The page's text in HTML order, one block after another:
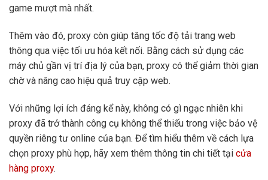
game mượt mà nhất.
Thêm vào đó, proxy còn giúp tăng tốc độ tải trang web
thông qua việc tối ưu hóa kết nối. Bằng cách sử dụng các
máy chủ gần vị trí địa lý của bạn, proxy có thể giảm thời gian
chờ và nâng cao hiệu quả truy cập web.
Với những lợi ích đáng kể này, không có gì ngạc nhiên khi
proxy đã trở thành công cụ không thể thiếu trong việc bảo vệ
quyền riêng tư online của bạn. Để tìm hiểu thêm về cách lựa
chọn proxy phù hợp, hãy xem thêm thông tin chi tiết tại cửa
hàng proxy.